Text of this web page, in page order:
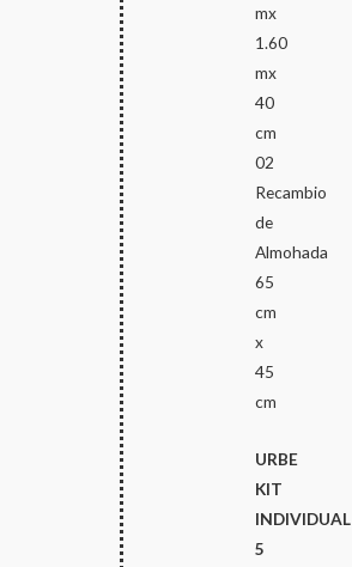
mx
1.60
mx
40
cm
02
Recambio
de
Almohada
65
cm
x
45
cm
URBE
KIT
INDIVIDUAL
5